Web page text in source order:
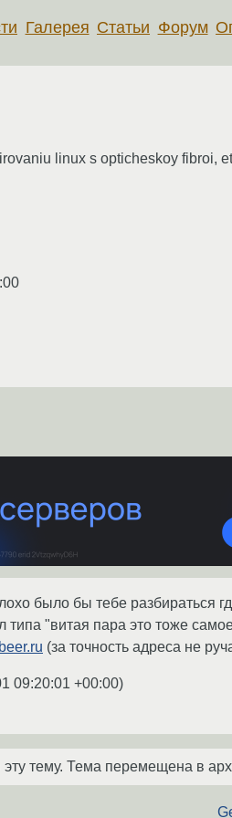
Галерея Статьи Форум
linux s opticheskoy fibroi,
было бы тебе разбираться
типа "витая пара это тоже
(за точность адреса не
09:20:01 +00:00)
тему. Тема перемещена в